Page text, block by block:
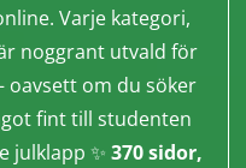
Varje kategori,
noggrant utvald för
oavsett om du söker
fint till studenten
julklapp ✨ 370 sidor,